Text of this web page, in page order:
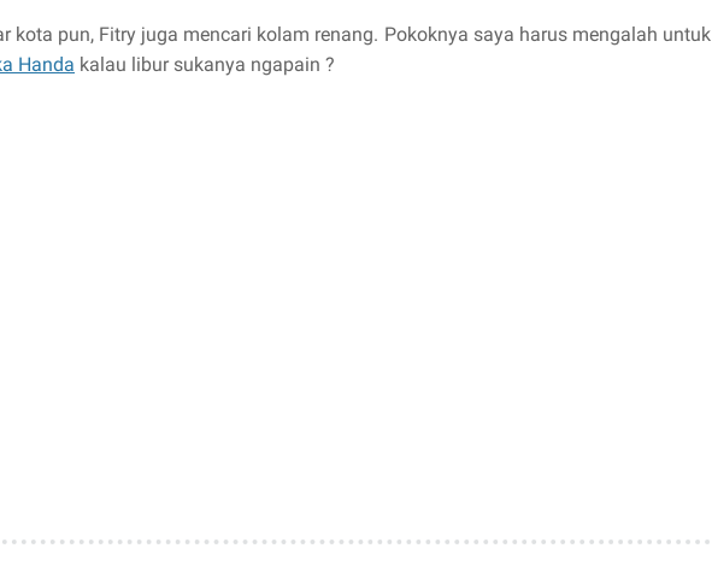
kota pun, Fitry juga mencari kolam renang. Pokoknya saya harus mengalah untuk
Handa kalau libur sukanya ngapain ?